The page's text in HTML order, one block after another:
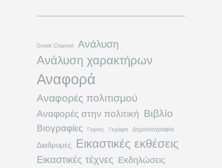
Greek Channel Ανάλυση
Ανάλυση χαρακτήρων
Αναφορά
Αναφορές πολιτισμού
Αναφορές στην πολιτική Βιβλίο
Βιογραφίες Γιορτές Γκράφιτι Δημοσιογραφία
Διαδρομές Εικαστικές εκθέσεις
Εικαστικές τέχνες Εκδηλώσεις